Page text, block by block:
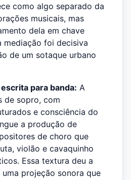
como algo separado da
musicais, mas
dela em chave
mediação foi decisiva
de um sotaque urbano
para banda: A
de sopro, com
e consciência do
a produção de
de choro que
violão e cavaquinho
Essa textura deu a
projeção sonora que